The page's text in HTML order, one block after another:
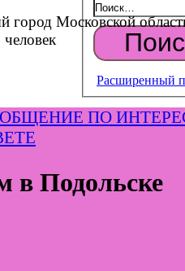
город Московской
в Подольске
Расширенный
ОБЩЕНИЕ ПО